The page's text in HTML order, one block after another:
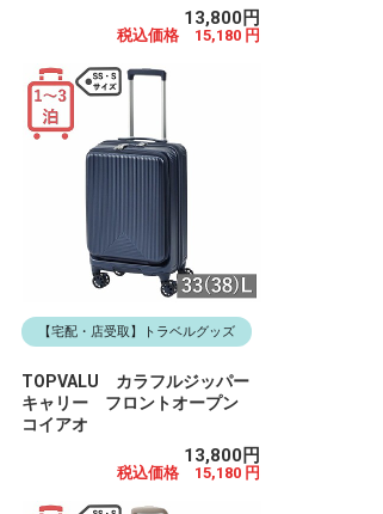
13,800円
税込価格 15,180 円
【宅配・店受取】トラベルグッズ
TOPVALU カラフルジッパー
キャリー フロントオープン
コイアオ
13,800円
税込価格 15,180 円